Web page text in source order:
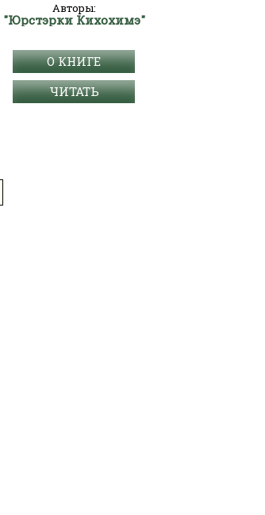
Авторы:
"Юрстэрки Кихохимэ"
О КНИГЕ
ЧИТАТЬ